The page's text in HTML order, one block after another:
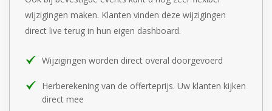
wijzigingen maken. Klanten vinden deze wijzigingen
direct live terug in hun eigen dashboard.
Wijzigingen worden direct overal doorgevoerd
Herberekening van de offerteprijs. Uw klanten kijken
direct mee